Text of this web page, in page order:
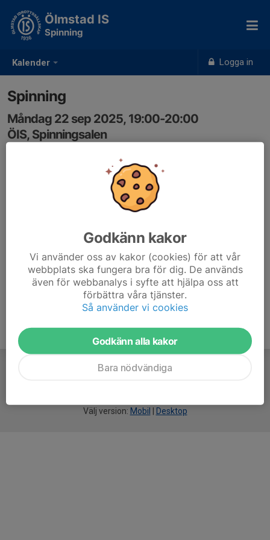
Kalender Logga in
Ölmstad IS
Spinning
Spinning
Måndag 22 sep 2025, 19:00-20:00
ÖIS, Spinningsalen
Välj version: Mobil Desktop
Godkänn kakor
Vi använder oss av kakor (cookies) för att vår
webbplats ska fungera bra för dig. De används
även för webbanalys i syfte att hjälpa oss att
förbättra våra tjänster.
Så använder vi cookies
Godkänn alla kakor
Bara nödvändiga